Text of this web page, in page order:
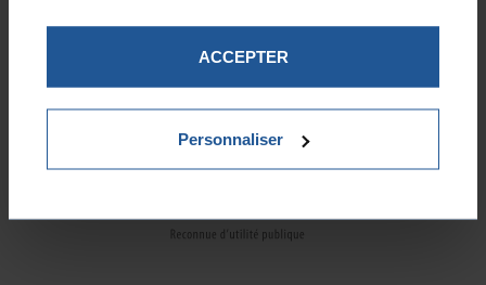
ACCEPTER
Personnaliser